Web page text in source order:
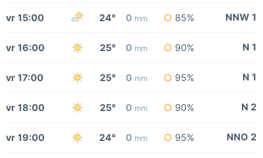
vr 15:00 24° 0 mm 85% NNW 1
vr 16:00 25° 0 mm 90% N 1
vr 17:00 25° 0 mm 95% N 1
vr 18:00 25° 0 mm 90% N 2
vr 19:00 24° 0 mm 95% NNO 2